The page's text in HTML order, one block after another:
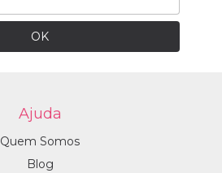
Ajuda
Quem Somos
Blog